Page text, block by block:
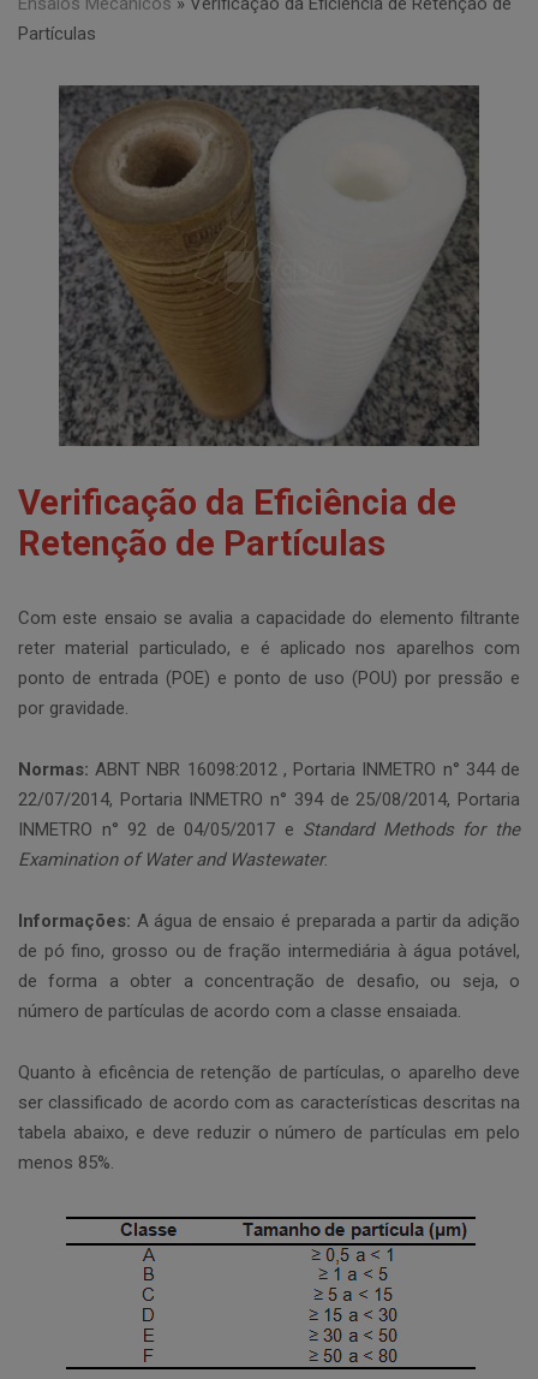
Partículas
Verificação da Eficiência de
Retenção de Partículas
Com este ensaio se avalia a capacidade do elemento filtrante
reter material particulado, e é aplicado nos aparelhos com
ponto de entrada (POE) e ponto de uso (POU) por pressão e
por gravidade.
Normas:ABNT NBR 16098:2012 , Portaria INMETRO n° 344 de
22/07/2014, Portaria INMETRO n° 394 de 25/08/2014, Portaria
INMETRO n° 92 de 04/05/2017 e Standard Methods for the
Examination of Water and Wastewater.
Informações: A água de ensaio é preparada a partir da adição
de pó fino, grosso ou de fração intermediária à água potável,
de forma a obter a concentração de desafio, ou seja, o
número de partículas de acordo com a classe ensaiada.
Quanto à eficência de retenção de partículas, o aparelho deve
ser classificado de acordo com as características descritas na
tabela abaixo, e deve reduzir o número de partículas em pelo
menos 85%.